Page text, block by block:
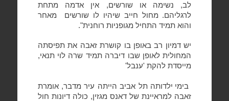
לב, נשימה או שורשים, אין אדמה מתחת
לרגליהם. מחול חייב שיהיו לו שורשים
מאחר
והוא תמיד התחיל מגופניות רוחנית".
יש דמיון רב באופן בו קושרת זאבה את תפיסתה
המחולית לאופן שבו דיברה תמיד שרה לוי תנאי,
מייסדת להקת 'ענבל'
בימי ילדותה תל אביב הייתה עיר מדבר, אומרת
זאבה למראיינת של דאנס מגזין, כולה דיונות חול